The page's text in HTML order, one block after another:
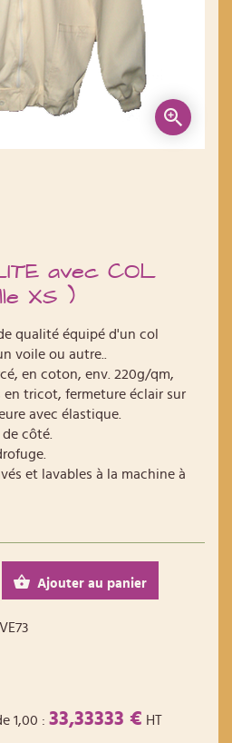
avec COL
XS )
qualité équipé d'un col
voile ou autre..
en coton, env. 220g/qm,
en tricot, fermeture éclair sur
avec élastique.
côté.
et lavables à la machine à
Ajouter au panier
1,00 : 33,33333 € HT